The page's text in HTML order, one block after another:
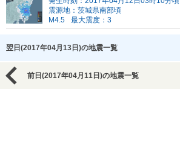
震源地：茨城県南部頃
M4.5
最大震度：3
翌日(2017年04月13日)の地震一覧
前日(2017年04月11日)の地震一覧